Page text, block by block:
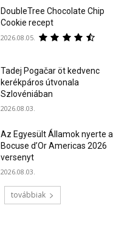
DoubleTree Chocolate Chip
Cookie recept
2026.08.05.
Tadej Pogačar öt kedvenc
kerékpáros útvonala
Szlovéniában
2026.08.03.
Az Egyesült Államok nyerte a
Bocuse d’Or Americas 2026
versenyt
2026.08.03.
továbbiak